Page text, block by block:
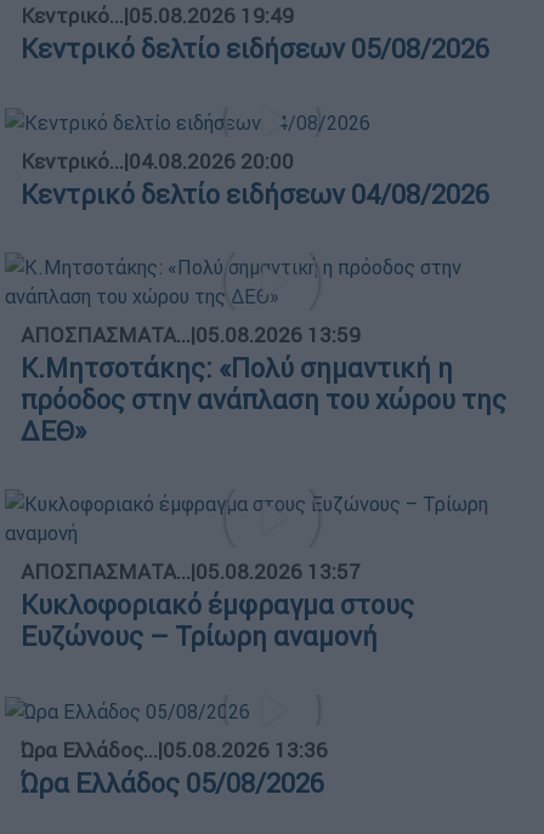
Κεντρικό...|05.08.2026 19:49
Κεντρικό δελτίο ειδήσεων 05/08/2026
Κεντρικό...|04.08.2026 20:00
Κεντρικό δελτίο ειδήσεων 04/08/2026
ΑΠΟΣΠΑΣΜΑΤΑ...|05.08.2026 13:59
Κ.Μητσοτάκης: «Πολύ σημαντική η
πρόοδος στην ανάπλαση του χώρου της
ΔΕΘ»
ΑΠΟΣΠΑΣΜΑΤΑ...|05.08.2026 13:57
Κυκλοφοριακό έμφραγμα στους
Ευζώνους – Τρίωρη αναμονή
Ώρα Ελλάδος...|05.08.2026 13:36
Ώρα Ελλάδος 05/08/2026